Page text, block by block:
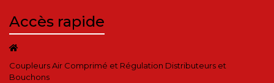
Accès rapide
Coupleurs Air Comprimé et Régulation Distributeurs et
Bouchons